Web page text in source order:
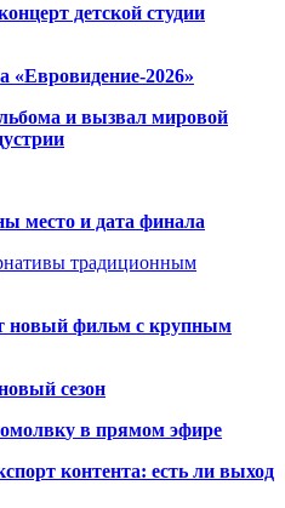
детской студии
«Евровидение-2026»
и вызвал мировой
место и дата финала
традиционным
новый фильм с крупным
сезон
у в прямом эфире
контента: есть ли выход